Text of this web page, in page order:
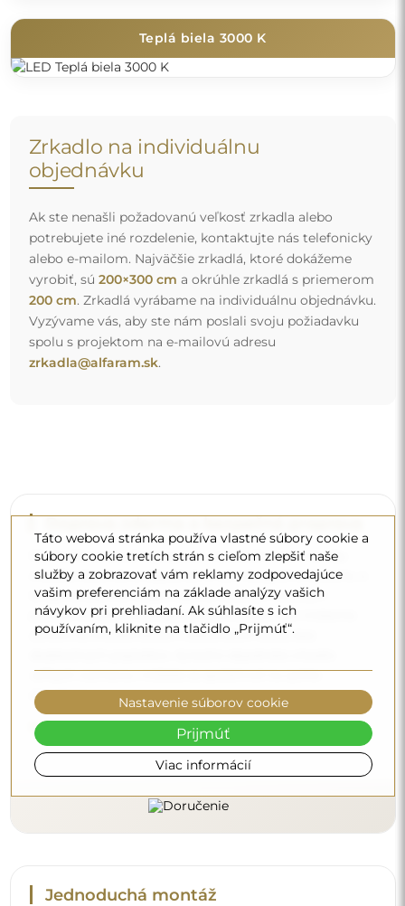
Teplá biela 3000 K
Zrkadlo na individuálnu
objednávku
Ak ste nenašli požadovanú veľkosť zrkadla alebo
potrebujete iné rozdelenie, kontaktujte nás telefonicky
alebo e-mailom. Najväčšie zrkadlá, ktoré dokážeme
vyrobiť, sú 200×300 cm a okrúhle zrkadlá s priemerom
200 cm. Zrkadlá vyrábame na individuálnu objednávku.
Vyzývame vás, aby ste nám poslali svoju požiadavku
spolu s projektom na e-mailovú adresu
zrkadla@alfaram.sk.
Doprava zdarma a bezpečná preprava
Nemusíte sa starať o prepravu – postaráme sa o to, aby
zrkadlo, ktoré ste si objednali, k vám bezpečne dorazilo, a
to úplne zdarma. Disponujeme vlastným vozovým
parkom a vyškoleným personálom, preto vám môžeme
zaručiť, že zrkadlo dorazí v dokonalom stave, bez
veľkých rozmerov, môžete sa spoľahnúť na rýchle
doručenie.
Pozrite si, ako balíme naše zrkadlá.
Jednoduchá montáž
Táto webová stránka používa vlastné súbory cookie a
súbory cookie tretích strán s cieľom zlepšiť naše
služby a zobrazovať vám reklamy zodpovedajúce
vašim preferenciám na základe analýzy vašich
návykov pri prehliadaní. Ak súhlasíte s ich
používaním, kliknite na tlačidlo „Prijmúť“.
Viac informácií
Nastavenie súborov cookie
Prijmúť